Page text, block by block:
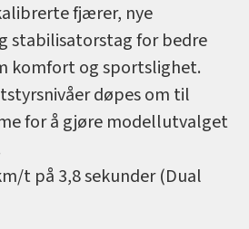
fjærer, nye
stabilisatorstag for bedre
komfort og sportslighet.
døpes om til
for å gjøre modellutvalget
t på 3,8 sekunder (Dual